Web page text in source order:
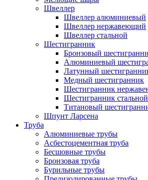
Швеллер
Швеллер алюминиевый
Швеллер нержавеющий
Швеллер стальной
Шестигранник
Бронзовый
Алюминиевый
Латунный
Медный шестигранник
Шестигранник
Шестигранник стальной
Титановый
Шпунт Ларсена
Труба
Алюминиевые трубы
Асбестоцементная труба
Бесшовные трубы
Бронзовая труба
Бурильные трубы